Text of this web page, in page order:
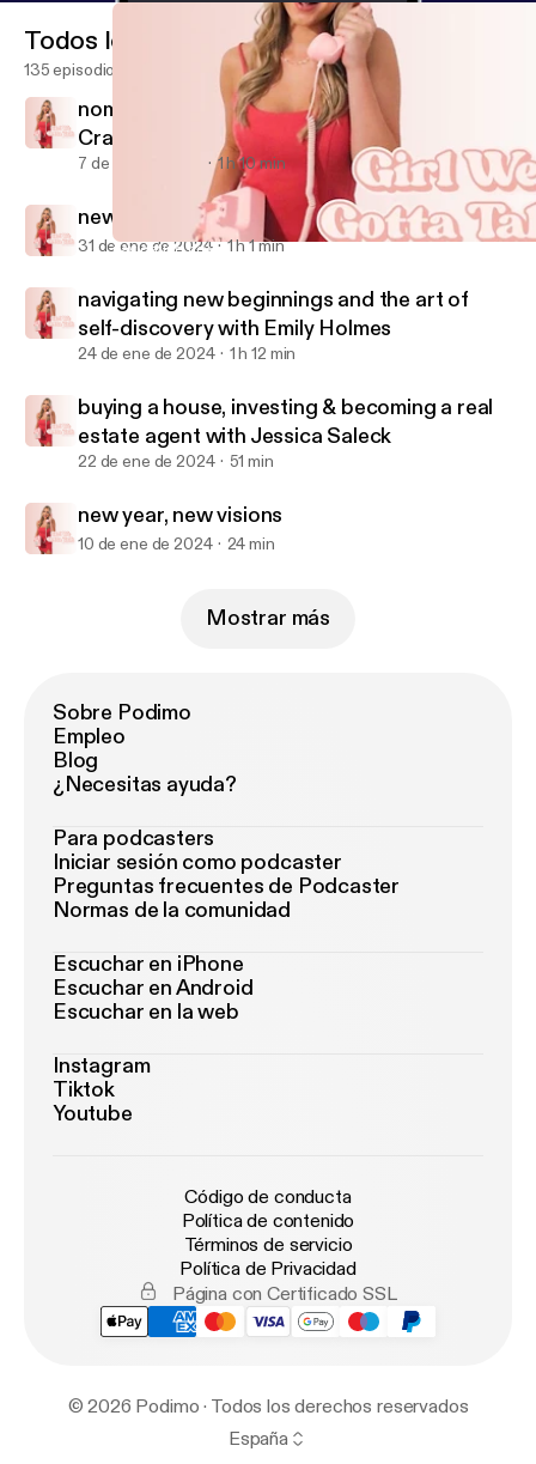
navigating new beginnings and the art of self-discovery with
Todos los episodios
135 episodios
nomad diaries: travel tips & tales with Molly
Craig
7 de feb de 2024 1 h 10 min
new mom energy with Sarah Burns
31 de ene de 2024 1 h 1 min
navigating new beginnings and the art of
self-discovery with Emily Holmes
24 de ene de 2024 1 h 12 min
buying a house, investing & becoming a real
estate agent with Jessica Saleck
22 de ene de 2024 51 min
new year, new visions
10 de ene de 2024 24 min
Mostrar más
Sobre Podimo
Empleo
Blog
¿Necesitas ayuda?
Para podcasters
Iniciar sesión como podcaster
Preguntas frecuentes de Podcaster
Normas de la comunidad
Escuchar en iPhone
Escuchar en Android
Escuchar en la web
Instagram
Tiktok
Youtube
Código de conducta
Política de contenido
Términos de servicio
Política de Privacidad
Página con Certificado SSL
© 2026 Podimo · Todos los derechos reservados
España